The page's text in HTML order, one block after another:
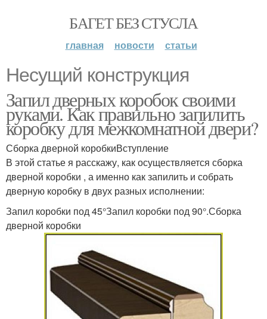
БАГЕТ БЕЗ СТУСЛА
главная новости статьи
Несущий конструкция
Запил дверных коробок своими
руками. Как правильно запилить
коробку для межкомнатной двери?
Сборка дверной коробкиВступление
В этой статье я расскажу, как осуществляется сборка
дверной коробки , а именно как запилить и собрать
дверную коробку в двух разных исполнении:
Запил коробки под 45°Запил коробки под 90°.Сборка
дверной коробки